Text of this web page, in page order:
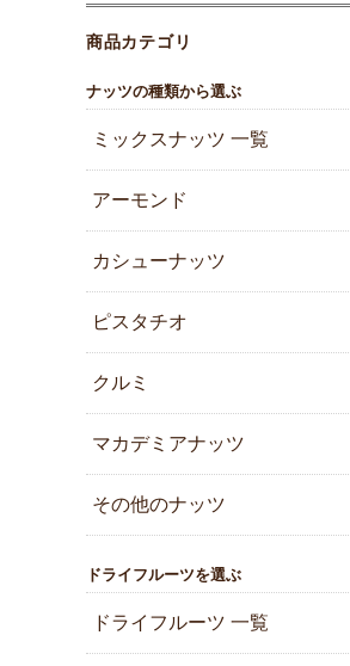
商品カテゴリ
ナッツの種類から選ぶ
ミックスナッツ 一覧
アーモンド
カシューナッツ
ピスタチオ
クルミ
マカデミアナッツ
その他のナッツ
ドライフルーツを選ぶ
ドライフルーツ 一覧